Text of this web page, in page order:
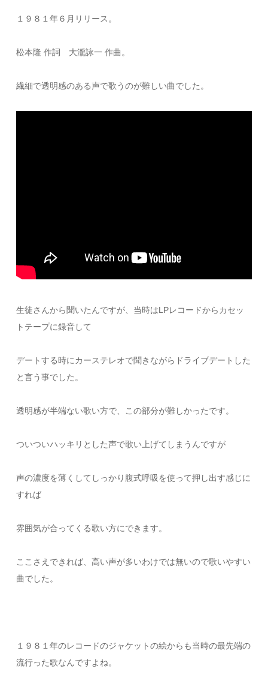
１９８１年６月リリース。
松本隆 作詞 大瀧詠一 作曲。
繊細で透明感のある声で歌うのが難しい曲でした。
生徒さんから聞いたんですが、当時はLPレコードからカセッ
トテープに録音して
デートする時にカーステレオで聞きながらドライブデートした
と言う事でした。
透明感が半端ない歌い方で、この部分が難しかったです。
ついついハッキリとした声で歌い上げてしまうんですが
声の濃度を薄くしてしっかり腹式呼吸を使って押し出す感じに
すれば
雰囲気が合ってくる歌い方にできます。
ここさえできれば、高い声が多いわけでは無いので歌いやすい
曲でした。
１９８１年のレコードのジャケットの絵からも当時の最先端の
流行った歌なんですよね。